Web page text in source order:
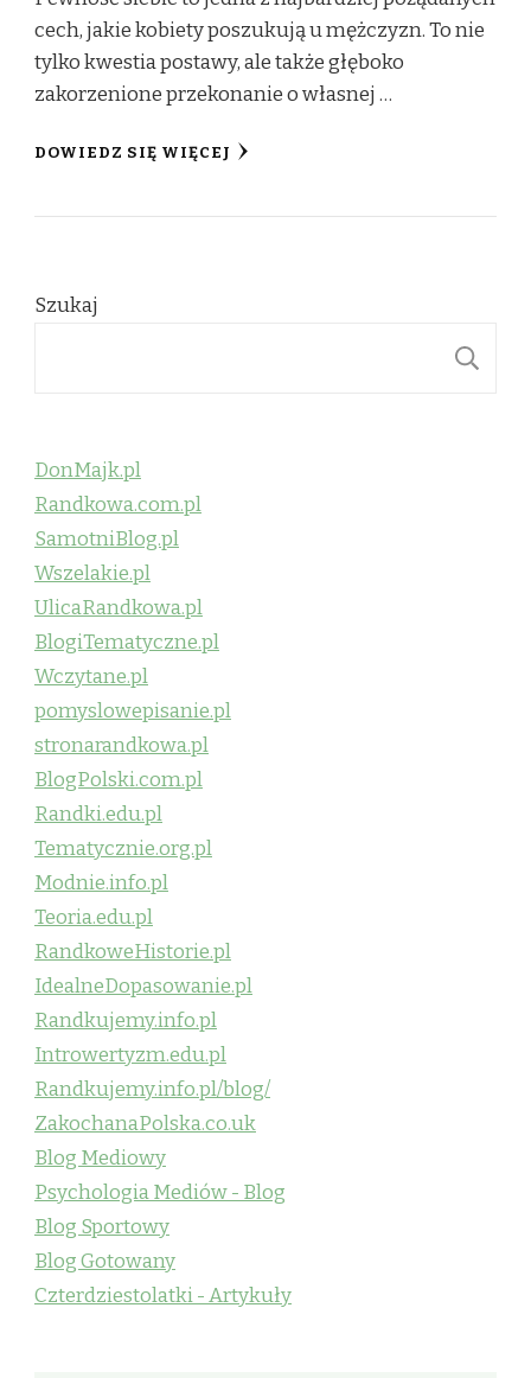
cech, jakie kobiety poszukują u mężczyzn. To nie
tylko kwestia postawy, ale także głęboko
zakorzenione przekonanie o własnej …
DOWIEDZ SIĘ WIĘCEJ
Szukaj
DonMajk.pl
Randkowa.com.pl
SamotniBlog.pl
Wszelakie.pl
UlicaRandkowa.pl
BlogiTematyczne.pl
Wczytane.pl
pomyslowepisanie.pl
stronarandkowa.pl
BlogPolski.com.pl
Randki.edu.pl
Tematycznie.org.pl
Modnie.info.pl
Teoria.edu.pl
RandkoweHistorie.pl
IdealneDopasowanie.pl
Randkujemy.info.pl
Introwertyzm.edu.pl
Randkujemy.info.pl/blog/
ZakochanaPolska.co.uk
Blog Mediowy
Psychologia Mediów - Blog
Blog Sportowy
Blog Gotowany
Czterdziestolatki - Artykuły